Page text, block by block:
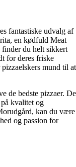
fantastiske udvalg af
en kødfuld Meat
finder du helt sikkert
for deres friske
mund til at
de bedste pizzaer. De
kvalitet og
kan du være
og passion for